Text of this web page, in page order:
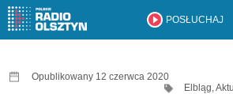
POSŁUCHAJ
Opublikowany 12 czerwca 2020
Elbląg,